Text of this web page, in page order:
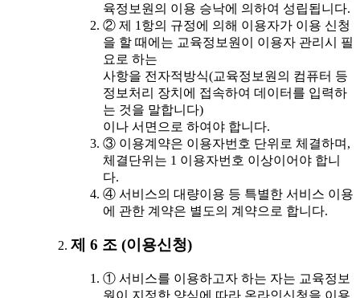
육정보원의 이용 승낙에 의하여 성립됩니다.
② 제 1항의 규정에 의해 이용자가 이용 신청
을 할 때에는 교육정보원이 이용자 관리시 필
요로 하는
사항을 전자적방식(교육정보원의 컴퓨터 등
정보처리 장치에 접속하여 데이터를 입력하
는 것을 말합니다)
이나 서면으로 하여야 합니다.
③ 이용계약은 이용자번호 단위로 체결하며,
체결단위는 1 이용자번호 이상이어야 합니
다.
④ 서비스의 대량이용 등 특별한 서비스 이용
에 관한 계약은 별도의 계약으로 합니다.
제 6 조 (이용신청)
① 서비스를 이용하고자 하는 자는 교육정보